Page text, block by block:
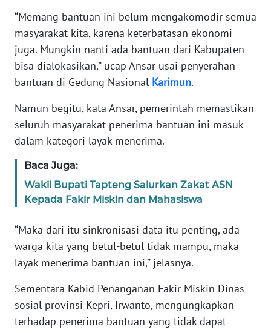
“Memang bantuan ini belum mengakomodir semua
masyarakat kita, karena keterbatasan ekonomi
juga. Mungkin nanti ada bantuan dari Kabupaten
bisa dialokasikan,” ucap Ansar usai penyerahan
bantuan di Gedung Nasional Karimun.
Namun begitu, kata Ansar, pemerintah memastikan
seluruh masyarakat penerima bantuan ini masuk
dalam kategori layak menerima.
Baca Juga:
Wakil Bupati Tapteng Salurkan Zakat ASN
Kepada Fakir Miskin dan Mahasiswa
“Maka dari itu sinkronisasi data itu penting, ada
warga kita yang betul-betul tidak mampu, maka
layak menerima bantuan ini,” jelasnya.
Sementara Kabid Penanganan Fakir Miskin Dinas
sosial provinsi Kepri, Irwanto, mengungkapkan
terhadap penerima bantuan yang tidak dapat
Wahana
Regional
WN
SUMUT
WN
JAKARTA
JABAR
WN
WN
NTT
WN
KEPRI